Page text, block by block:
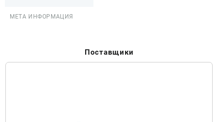
МЕТА ИНФОРМАЦИЯ
Поставщики